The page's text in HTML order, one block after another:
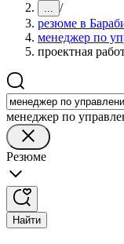
... /
резюме в
менеджер по
проектная
менеджер по
Резюме
Найти